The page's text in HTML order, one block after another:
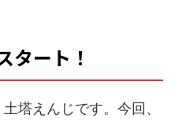
タート！
塔えんじです。今回、